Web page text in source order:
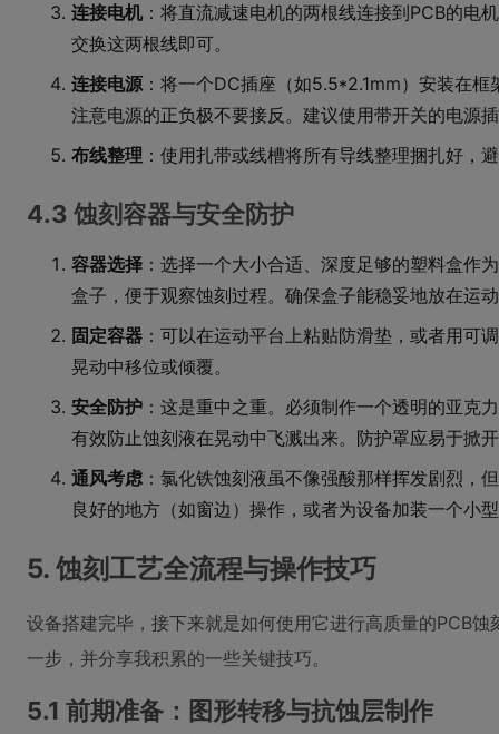
连接电机 ：将直流减速电机的两根线连接到PCB的电
交换这两根线即可。
连接电源：将一个DC插座（如5.5*2.1mm）安装在
注意电源的正负极不要接反。建议使用带开关的电源
布线整理 ：使用扎带或线槽将所有导线整理捆扎好，
4.3 蚀刻容器与安全防护
容器选择 ：选择一个大小合适、深度足够的塑料盒作
盒子，便于观察蚀刻过程。确保盒子能稳妥地放在运
固定容器 ：可以在运动平台上粘贴防滑垫，或者用可
晃动中移位或倾覆。
安全防护 ：这是重中之重。必须制作一个透明的亚克
有效防止蚀刻液在晃动中飞溅出来。防护罩应易于掀
通风考虑 ：氯化铁蚀刻液虽不像强酸那样挥发剧烈，
良好的地方（如窗边）操作，或者为设备加装一个小
5. 蚀刻工艺全流程与操作技巧
设备搭建完毕，接下来就是如何使用它进行高质量的PCB
一步，并分享我积累的一些关键技巧。
5.1 前期准备：图形转移与抗蚀层制作